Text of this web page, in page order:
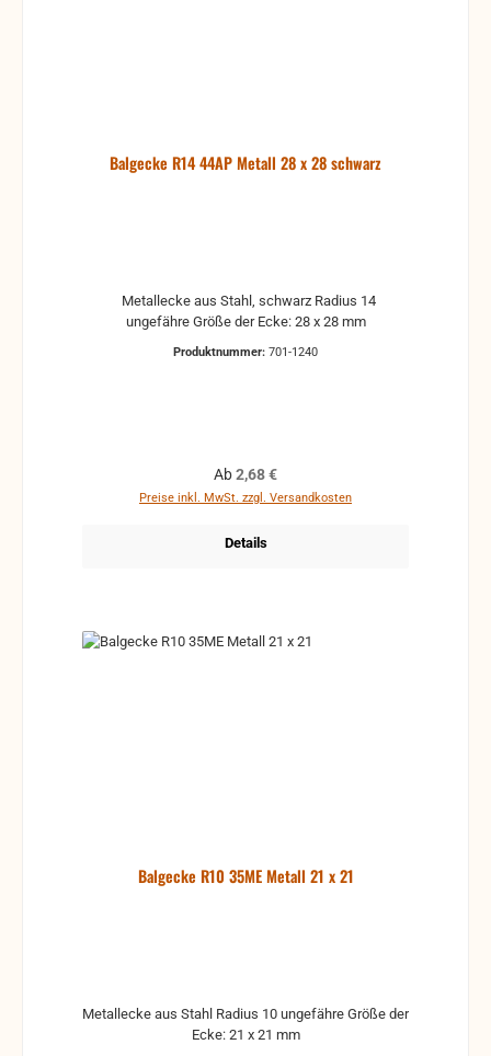
Balgecke R14 44AP Metall 28 x 28 schwarz
ungefähre Größe der Ecke: 28 x 28 mm
Produktnummer: 701-1240
Regulärer Preis:
Ab2,68 €
Preise inkl. MwSt. zzgl. Versandkosten
Details
Balgecke R10 35ME Metall 21 x 21
Metallecke aus Stahl Radius 10 ungefähre Größe der
Ecke: 21 x 21 mm